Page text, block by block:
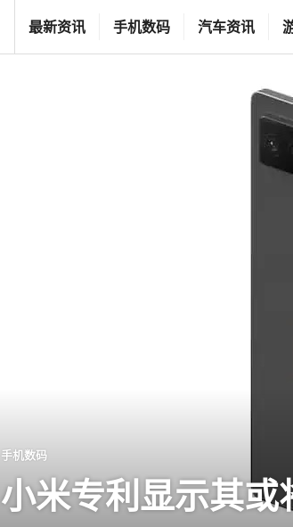
G
最新资讯 手机数码 汽车资讯
手机数码
小米专利显示其或